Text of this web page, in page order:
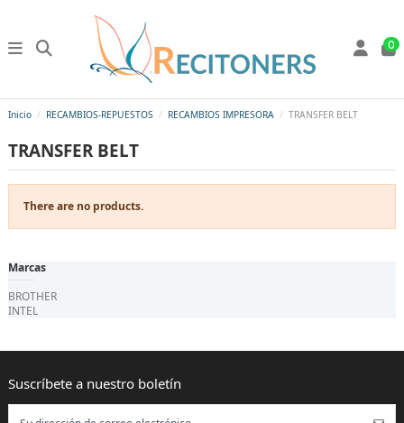
0
Inicio RECAMBIOS-REPUESTOS RECAMBIOS IMPRESORA TRANSFER BELT
TRANSFER BELT
There are no products.
Marcas
BROTHER
INTEL